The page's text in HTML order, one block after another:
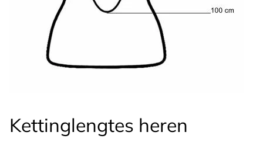
Kettinglengtes heren